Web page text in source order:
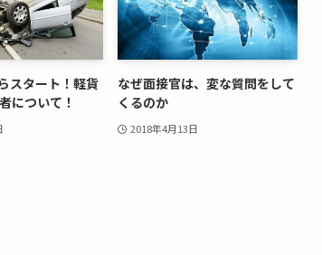
スタート！軽貨
について！
なぜ面接官は、変な質問をして
くるのか
2018年4月13日